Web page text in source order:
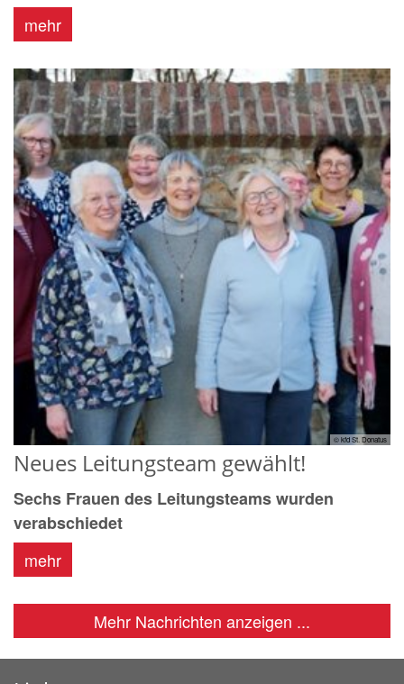
mehr
© kfd St. Donatus
Neues Leitungsteam gewählt!
Sechs Frauen des Leitungsteams wurden
verabschiedet
mehr
Mehr Nachrichten anzeigen ...